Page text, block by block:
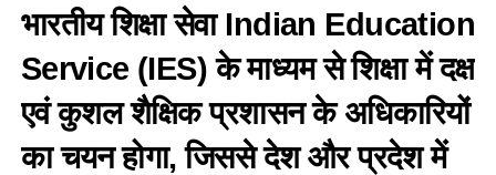
भारतीय शिक्षा सेवा Indian Education
Service (IES) के माध्यम से शिक्षा में दक्ष
एवं कुशल शैक्षिक प्रशासन के अधिकारियों
का चयन होगा, जिससे देश और प्रदेश में